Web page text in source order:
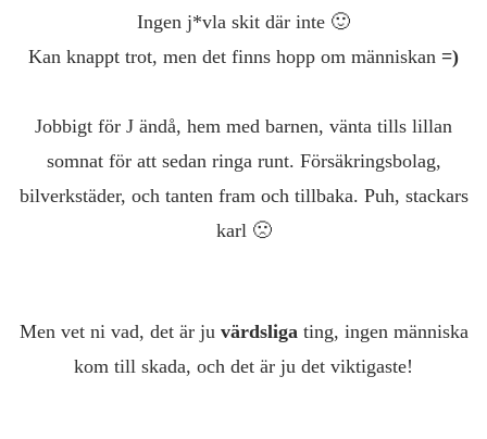
Ingen j*vla skit där inte 🙂
Kan knappt trot, men det finns hopp om människan =)
Jobbigt för J ändå, hem med barnen, vänta tills lillan
somnat för att sedan ringa runt. Försäkringsbolag,
bilverkstäder, och tanten fram och tillbaka. Puh, stackars
karl 🙁
Men vet ni vad, det är ju värdsliga ting, ingen människa
kom till skada, och det är ju det viktigaste!